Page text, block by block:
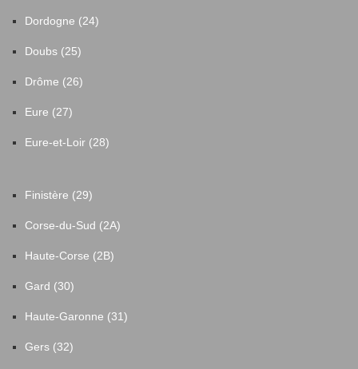
Dordogne (24)
Doubs (25)
Drôme (26)
Eure (27)
Eure-et-Loir (28)
Finistère (29)
Corse-du-Sud (2A)
Haute-Corse (2B)
Gard (30)
Haute-Garonne (31)
Gers (32)